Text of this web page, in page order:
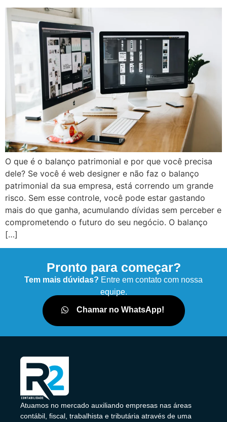
O que é o balanço patrimonial e por que você precisa
dele? Se você é web designer e não faz o balanço
patrimonial da sua empresa, está correndo um grande
risco. Sem esse controle, você pode estar gastando
mais do que ganha, acumulando dívidas sem perceber e
comprometendo o futuro do seu negócio. O balanço
[…]
Pronto para começar?
Tem mais dúvidas? Entre em contato com nossa
equipe.
Chamar no WhatsApp!
Atuamos no mercado auxiliando empresas nas áreas
contábil, fiscal, trabalhista e tributária através de uma